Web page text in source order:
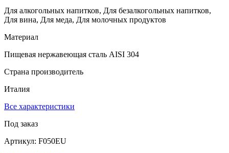
Для алкогольных напитков, Для безалкогольных напитков,
Для вина, Для меда, Для молочных продуктов
Материал
Пищевая нержавеющая сталь AISI 304
Страна производитель
Италия
Все характеристики
Под заказ
Артикул: F050EU